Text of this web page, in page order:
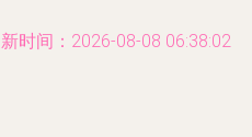
时间：2026-08-08 06:38:02